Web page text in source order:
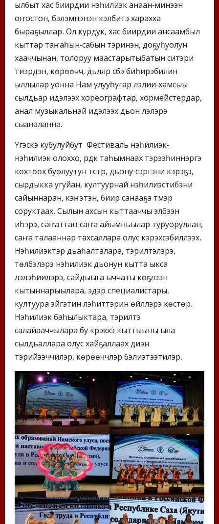
ылбыт хас биирдии нэһилиэк анаан-минээн
оҥостон, бэлэмнэнэн кэлбитэ харахха
быраҕыллар. Ол курдук, хас биирдии ансаамбыл
кыттар таҥаһын-сабын тэринэн, доҕуһуолун
хааччынан, толоруу маастарытыбатын ситэри
тиэрдэн, көрөөччү, дьүүллүүр сүбэ биһирэбилин
ыллылар уонна Нам улууһугар үлэлии-хамсыы
сылдьар идэлээх хореографтар, хормейстердар,
анал музыкальнай идэлээх дьон үлэлэрэ
сыаналанна.
Үгэскэ кубулуйбут Фестиваль нэһилиэк-
нэһилиэк олоххо, үрдүк таһымнаах тэрээһиннэргэ
көхтөөх буолуутун түстүүр, дьону-сэргэни кэрэҕэ,
сырдыкка угуйан, култуурнай нэһилиэстибэни
сайыннаран, кэҥэтэн, биир санааҕа түмэр
соруктаах. Сылын ахсын кыттааччы элбээн
иһэрэ, саҥаттан-саҥа айымньылар туруоруллан,
саҥа талааннар тахсаллара олус кэрэхсэбиллээх.
Нэһилиэктэр дьаһалталара, тэрилтэлэрэ,
түөлбэлэрэ нэһилиэк дьонун кытта ыкса
үлэлэһиилэрэ, сайдыыга ыччаты көҕүлээн
кытыннарыылара, эдэр специалистары,
култуура эйгэтин үлэһиттэрин өйүүллэрэ көстөр.
Нэһилиэк баһылыктара, тэрилтэ
салайааччылара бу күрэххэ кыттыыны ыла
сылдьаллара олус хайҕаллаах диэн
тэрийээччилэр, көрөөччүлэр бэлиэтээтилэр.